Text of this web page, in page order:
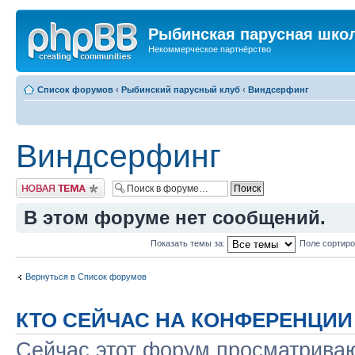
Рыбинская парусная
Некоммерческое партнёрство
Список форумов ‹ Рыбинский парусный клуб ‹ Виндсерфинг
Виндсерфинг
Новая тема
В этом форуме нет сообщений.
Показать темы за: Поле
Вернуться в Список форумов
КТО СЕЙЧАС НА КОНФЕРЕНЦИИ
Сейчас этот форум